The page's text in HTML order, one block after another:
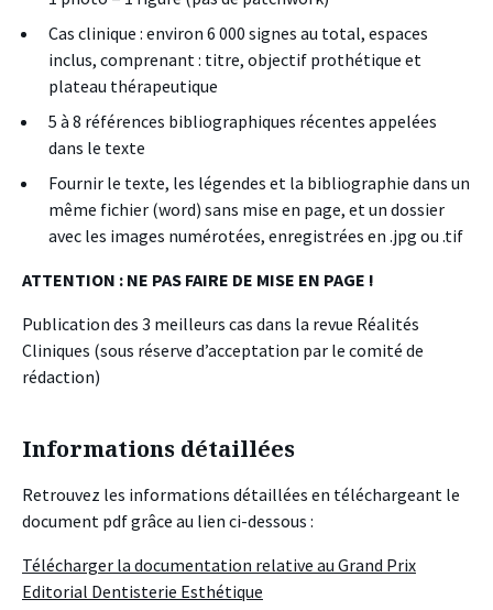
Cas clinique : environ 6 000 signes au total, espaces
inclus, comprenant : titre, objectif prothétique et
plateau thérapeutique
5 à 8 références bibliographiques récentes appelées
dans le texte
Fournir le texte, les légendes et la bibliographie dans un
même fichier (word) sans mise en page, et un dossier
avec les images numérotées, enregistrées en .jpg ou .tif
ATTENTION : NE PAS FAIRE DE MISE EN PAGE !
Publication des 3 meilleurs cas dans la revue Réalités
Cliniques (sous réserve d’acceptation par le comité de
rédaction)
Informations détaillées
Retrouvez les informations détaillées en téléchargeant le
document pdf grâce au lien ci-dessous :
Télécharger la documentation relative au Grand Prix
Editorial Dentisterie Esthétique